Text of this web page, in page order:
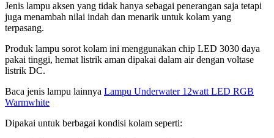
Jenis lampu aksen yang tidak hanya sebagai penerangan saja tetapi
juga menambah nilai indah dan menarik untuk kolam yang
terpasang.
Produk lampu sorot kolam ini menggunakan chip LED 3030 daya
pakai tinggi, hemat listrik aman dipakai dalam air dengan voltase
listrik DC.
Baca jenis lampu lainnya Lampu Underwater 12watt LED RGB
Warmwhite
Dipakai untuk berbagai kondisi kolam seperti: